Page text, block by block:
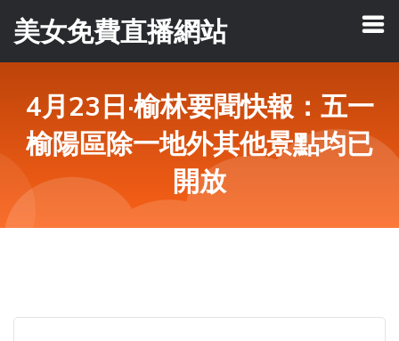
美女免費直播網站
4月23日·榆林要聞快報：五一
榆陽區除一地外其他景點均已
開放